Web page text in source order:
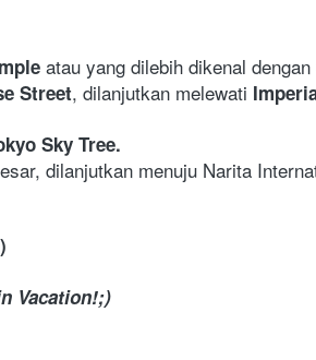
atau yang dilebih dikenal dengan
Street, dilanjutkan melewati
Sky Tree.
dilanjutkan menuju Narita
Vacation!;)